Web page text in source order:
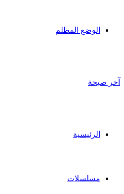
الوضع المظلم
آخر صيحة
الرئيسية
مسلسلات